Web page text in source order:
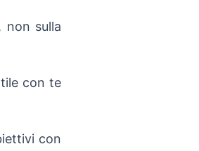
non sulla
con te
con